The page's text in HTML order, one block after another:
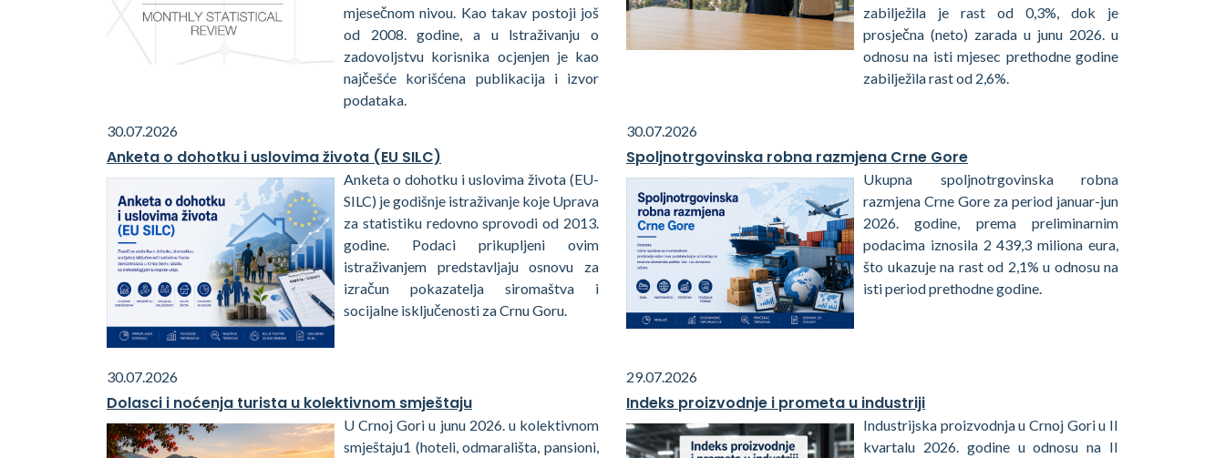
mjesečnom nivou. Kao takav postoji još
od 2008. godine, a u lstraživanju o
zadovoljstvu korisnika ocjenjen je kao
najčešće korišćena publikacija i izvor
podataka.
zabilježila je rast od 0,3%, dok je
prosječna (neto) zarada u junu 2026. u
odnosu na isti mjesec prethodne godine
zabilježila rast od 2,6%.
30.07.2026
Anketa o dohotku i uslovima života (EU SILC)
Anketa o dohotku i uslovima života (EU-
SILC) je godišnje istraživanje koje Uprava
za statistiku redovno sprovodi od 2013.
godine. Podaci prikupljeni ovim
istraživanjem predstavljaju osnovu za
izračun pokazatelja siromaštva i
socijalne isključenosti za Crnu Goru.
30.07.2026
Spoljnotrgovinska robna razmjena Crne Gore
Ukupna spoljnotrgovinska robna
razmjena Crne Gore za period januar-jun
2026. godine, prema preliminarnim
podacima iznosila 2 439,3 miliona eura,
što ukazuje na rast od 2,1% u odnosu na
isti period prethodne godine.
30.07.2026
Dolasci i noćenja turista u kolektivnom smještaju
U Crnoj Gori u junu 2026. u kolektivnom
smještaju1 (hoteli, odmarališta, pansioni,
29.07.2026
Indeks proizvodnje i prometa u industriji
Industrijska proizvodnja u Crnoj Gori u II
kvartalu 2026. godine u odnosu na II